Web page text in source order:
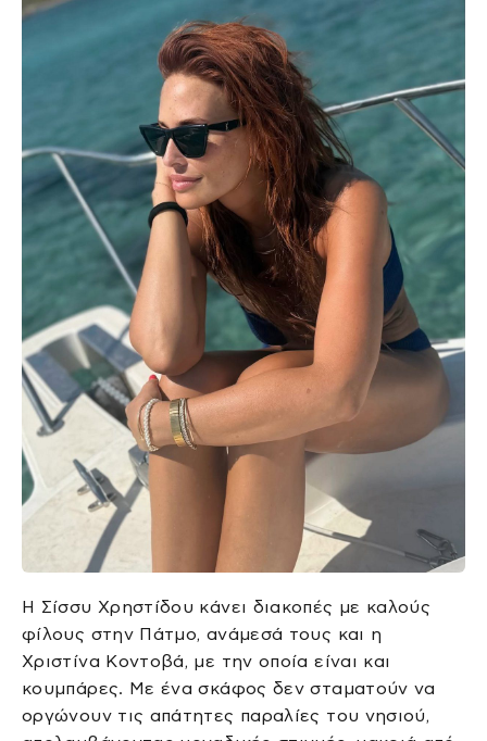
Η Σίσσυ Χρηστίδου κάνει διακοπές με καλούς
φίλους στην Πάτμο, ανάμεσά τους και η
Χριστίνα Κοντοβά, με την οποία είναι και
κουμπάρες. Με ένα σκάφος δεν σταματούν να
οργώνουν τις απάτητες παραλίες του νησιού,